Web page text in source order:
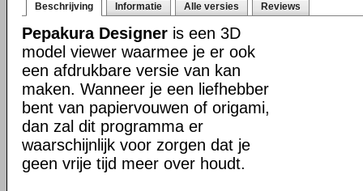
Beschrijving Informatie Alle versies Reviews
Pepakura Designer is een 3D
model viewer waarmee je er ook
een afdrukbare versie van kan
maken. Wanneer je een liefhebber
bent van papiervouwen of origami,
dan zal dit programma er
waarschijnlijk voor zorgen dat je
geen vrije tijd meer over houdt.